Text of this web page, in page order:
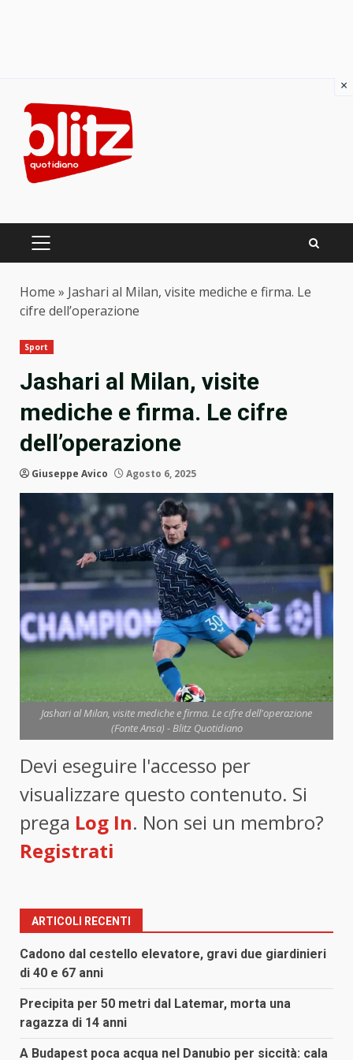
content
PRIMARY
Home » Jashari al Milan, visite mediche e firma. Le
cifre dell’operazione
Sport
Jashari al Milan, visite
mediche e firma. Le cifre
dell’operazione
Giuseppe Avico Agosto 6, 2025
Jashari al Milan, visite mediche e firma. Le cifre dell'operazione
(Fonte Ansa) - Blitz Quotidiano
Devi eseguire l'accesso per
visualizzare questo contenuto. Si
prega Log In. Non sei un membro?
Registrati
ARTICOLI RECENTI
Cadono dal cestello elevatore, gravi due giardinieri
di 40 e 67 anni
Precipita per 50 metri dal Latemar, morta una
ragazza di 14 anni
A Budapest poca acqua nel Danubio per siccità: cala
×